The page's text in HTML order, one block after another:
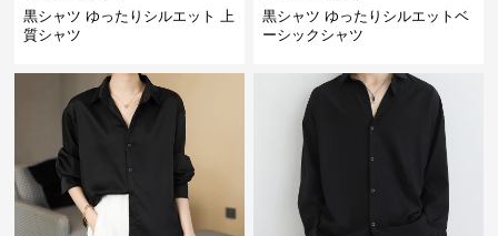
黒シャツ ゆったりシルエット 上
質シャツ
黒シャツ ゆったりシルエットベ
ーシックシャツ